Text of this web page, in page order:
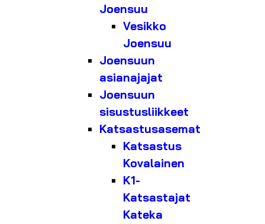
Joensuu
Vesikko
Joensuu
Joensuun
asianajajat
Joensuun
sisustusliikkeet
Katsastusasemat
Katsastus
Kovalainen
K1-
Katsastajat
Kateka